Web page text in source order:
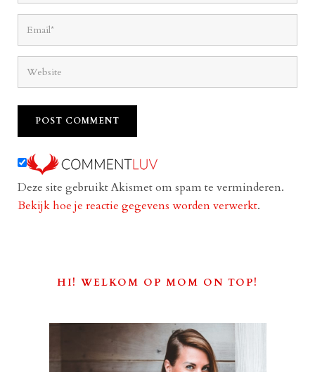
Deze site gebruikt Akismet om spam te verminderen.
Bekijk hoe je reactie gegevens worden verwerkt.
HI! WELKOM OP MOM ON TOP!